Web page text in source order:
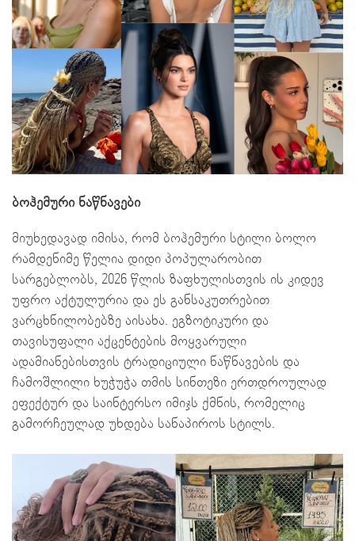
ბოჰემური ნაწნავები
მიუხედავად იმისა, რომ ბოჰემური სტილი ბოლო
რამდენიმე წელია დიდი პოპულარობით
სარგებლობს, 2026 წლის ზაფხულისთვის ის კიდევ
უფრო აქტულურია და ეს განსაკუთრებით
ვარცხნილობებზე აისახა. ეგზოტიკური და
თავისუფალი აქცენტების მოყვარული
ადამიანებისთვის ტრადიციული ნაწნავების და
ჩამოშლილი ხუჭუჭა თმის სინთეზი ერთდროულად
ეფექტურ და საინტერსო იმიჯს ქმნის, რომელიც
გამორჩეულად უხდება სანაპიროს სტილს.